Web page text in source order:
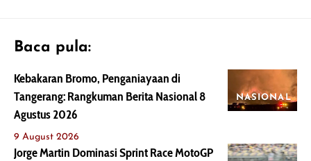
Baca pula:
NASIONAL
Kebakaran Bromo, Penganiayaan di
Tangerang: Rangkuman Berita Nasional 8
Agustus 2026
9 August 2026
Jorge Martin Dominasi Sprint Race MotoGP